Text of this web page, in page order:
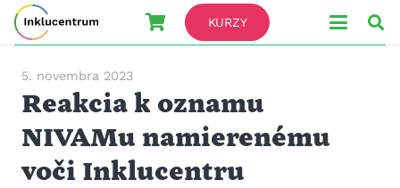
KURZY
5. novembra 2023
Reakcia k oznamu
NIVAMu namierenému
voči Inklucentru